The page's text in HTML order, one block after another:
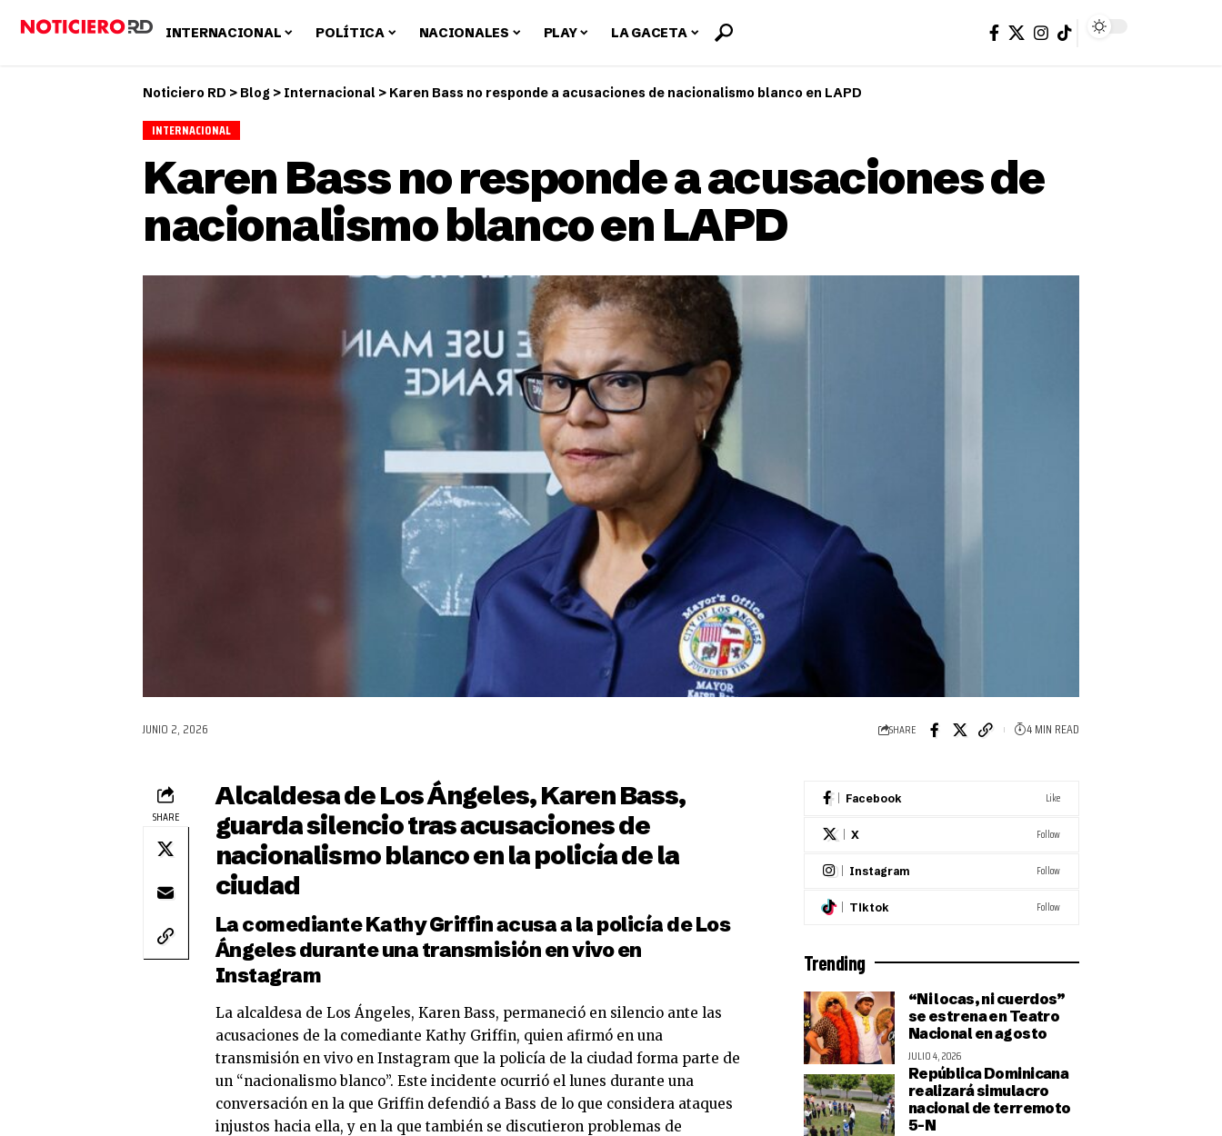
INTERNACIONAL POLÍTICA NACIONALES PLAY LA GACETA
Noticiero RD > Blog > Internacional > Karen Bass no responde a acusaciones de nacionalismo blanco en LAPD
INTERNACIONAL
Karen Bass no responde a acusaciones de
nacionalismo blanco en LAPD
JUNIO 2, 2026 SHARE 4 MIN READ
SHARE
Alcaldesa de Los Ángeles, Karen Bass,
guarda silencio tras acusaciones de
nacionalismo blanco en la policía de la
ciudad
La comediante Kathy Griffin acusa a la policía de Los
Ángeles durante una transmisión en vivo en
Instagram
La alcaldesa de Los Ángeles, Karen Bass, permaneció en silencio ante las
acusaciones de la comediante Kathy Griffin, quien afirmó en una
transmisión en vivo en Instagram que la policía de la ciudad forma parte de
un “nacionalismo blanco”. Este incidente ocurrió el lunes durante una
conversación en la que Griffin defendió a Bass de lo que considera ataques
injustos hacia ella, y en la que también se discutieron problemas de
Facebook Like
X Follow
Instagram Follow
Tiktok Follow
Trending
“Ni locas, ni cuerdos”
se estrena en Teatro
Nacional en agosto
JULIO 4, 2026
República Dominicana
realizará simulacro
nacional de terremoto
5-N